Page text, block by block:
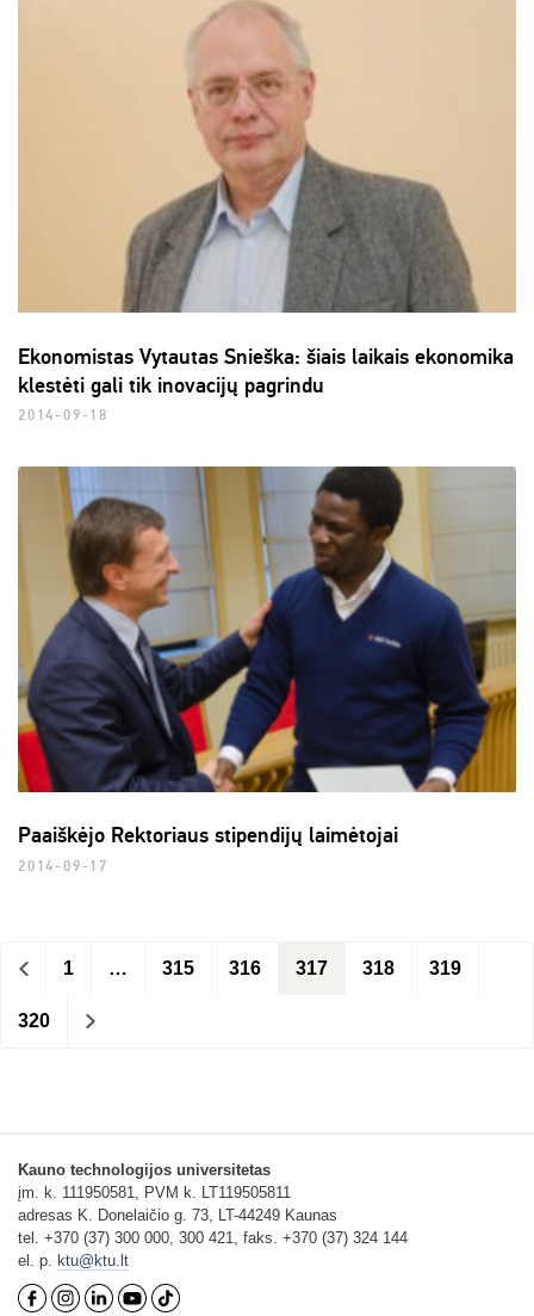
Ekonomistas Vytautas Snieška: šiais laikais ekonomika
klestėti gali tik inovacijų pagrindu
2014-09-18
Paaiškėjo Rektoriaus stipendijų laimėtojai
2014-09-17
< 1 … 315 316 317 318 319
320 >
Kauno technologijos universitetas
įm. k. 111950581, PVM k. LT119505811
adresas K. Donelaičio g. 73, LT-44249 Kaunas
tel. +370 (37) 300 000, 300 421, faks. +370 (37) 324 144
el. p. ktu@ktu.lt